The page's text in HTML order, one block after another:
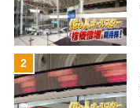
2